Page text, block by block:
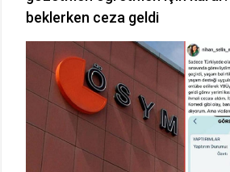
beklerken ceza geldi